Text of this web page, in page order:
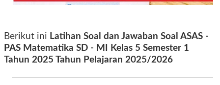
Berikut ini Latihan Soal dan Jawaban Soal ASAS -
PAS Matematika SD - MI Kelas 5 Semester 1
Tahun 2025 Tahun Pelajaran 2025/2026